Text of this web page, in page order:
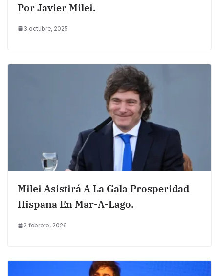
Por Javier Milei.
3 octubre, 2025
Milei Asistirá A La Gala Prosperidad
Hispana En Mar-A-Lago.
2 febrero, 2026